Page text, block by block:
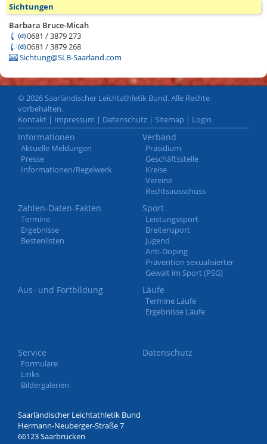
Sichtungen
Barbara Bruce-Micah
0681 / 3879 273
0681 / 3879 268
Sichtung@SLB-Saarland.com
© 2026 Saarländischer Leichtathletik Bund. Alle Rechte
vorbehalten.
Kontakt | Impressum | Datenschutz | Sitemap | Login
Informationen
Aktuelle Meldungen
Presse
Informationen/Regelwerk
Verband
Präsidium
Geschäftsstelle
Kreise
Vereine
Rechtsausschuss
Zahlen-Daten-Fakten
Termine
Ergebnisse
Bestenlisten
Sport
Leistungssport
Breitensport
Jugend
Anti-Doping
Prävention sexualisierter
Gewalt im Sport (PSG)
Aus- und Fortbildung Läufe
Termine Läufe
Ergebnisse Läufe
Service
Formulare
Links
Bildergalerien
Datenschutz
Saarländischer Leichtathletik Bund
Hermann-Neuberger-Straße 7
66123 Saarbrücken